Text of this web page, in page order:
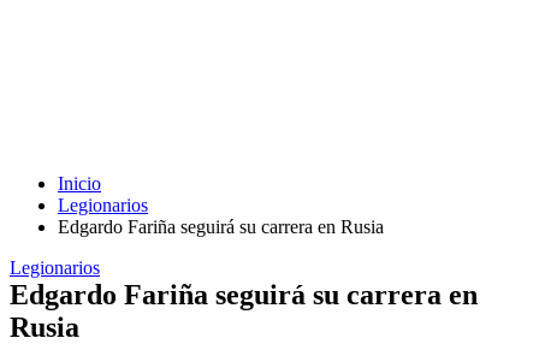
Inicio
Legionarios
Edgardo Fariña seguirá su carrera en Rusia
Legionarios
Edgardo Fariña seguirá su carrera en
Rusia